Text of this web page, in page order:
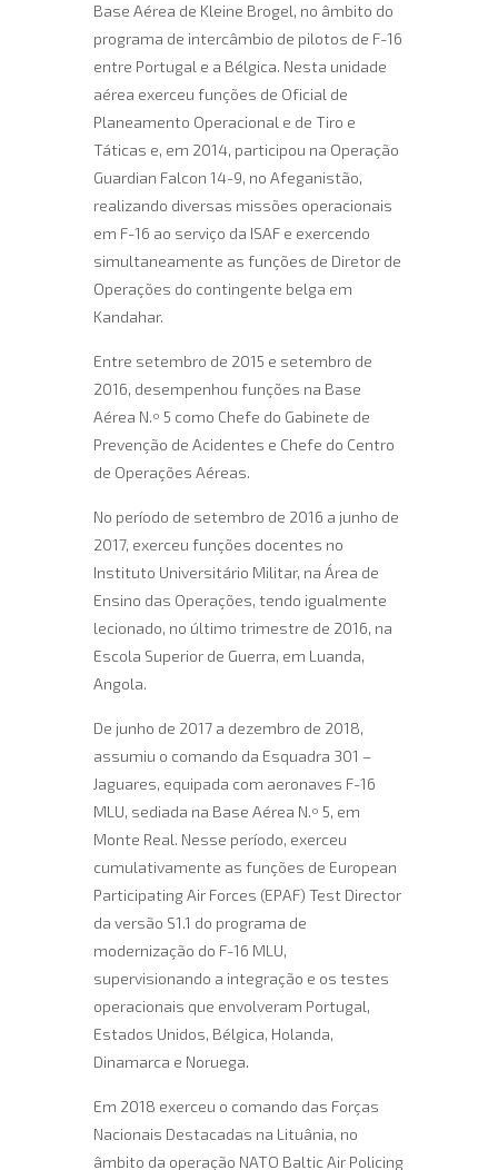
Base Aérea de Kleine Brogel, no âmbito do
programa de intercâmbio de pilotos de F-16
entre Portugal e a Bélgica. Nesta unidade
aérea exerceu funções de Oficial de
Planeamento Operacional e de Tiro e
Táticas e, em 2014, participou na Operação
Guardian Falcon 14-9, no Afeganistão,
realizando diversas missões operacionais
em F-16 ao serviço da ISAF e exercendo
simultaneamente as funções de Diretor de
Operações do contingente belga em
Kandahar.
Entre setembro de 2015 e setembro de
2016, desempenhou funções na Base
Aérea N.º 5 como Chefe do Gabinete de
Prevenção de Acidentes e Chefe do Centro
de Operações Aéreas.
No período de setembro de 2016 a junho de
2017, exerceu funções docentes no
Instituto Universitário Militar, na Área de
Ensino das Operações, tendo igualmente
lecionado, no último trimestre de 2016, na
Escola Superior de Guerra, em Luanda,
Angola.
De junho de 2017 a dezembro de 2018,
assumiu o comando da Esquadra 301 –
Jaguares, equipada com aeronaves F-16
MLU, sediada na Base Aérea N.º 5, em
Monte Real. Nesse período, exerceu
cumulativamente as funções de European
Participating Air Forces (EPAF) Test Director
da versão S1.1 do programa de
modernização do F-16 MLU,
supervisionando a integração e os testes
operacionais que envolveram Portugal,
Estados Unidos, Bélgica, Holanda,
Dinamarca e Noruega.
Em 2018 exerceu o comando das Forças
Nacionais Destacadas na Lituânia, no
âmbito da operação NATO Baltic Air Policing